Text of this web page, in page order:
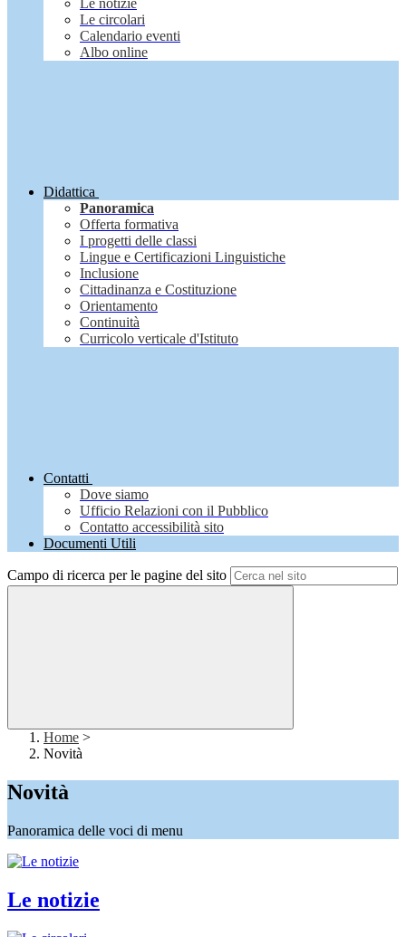
Le notizie
Le circolari
Calendario eventi
Albo online
Didattica
Panoramica
Offerta formativa
I progetti delle classi
Lingue e Certificazioni Linguistiche
Inclusione
Cittadinanza e Costituzione
Orientamento
Continuità
Curricolo verticale d'Istituto
Contatti
Dove siamo
Ufficio Relazioni con il Pubblico
Contatto accessibilità sito
Documenti Utili
Campo di ricerca per le pagine del sito
Home >
Novità
Novità
Panoramica delle voci di menu
Le notizie